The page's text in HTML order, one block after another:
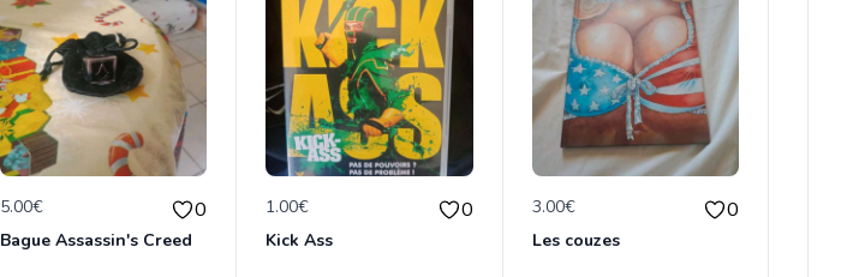
5.00€ 0
Bague Assassin's Creed
1.00€ 0
Kick Ass
3.00€ 0
Les couzes